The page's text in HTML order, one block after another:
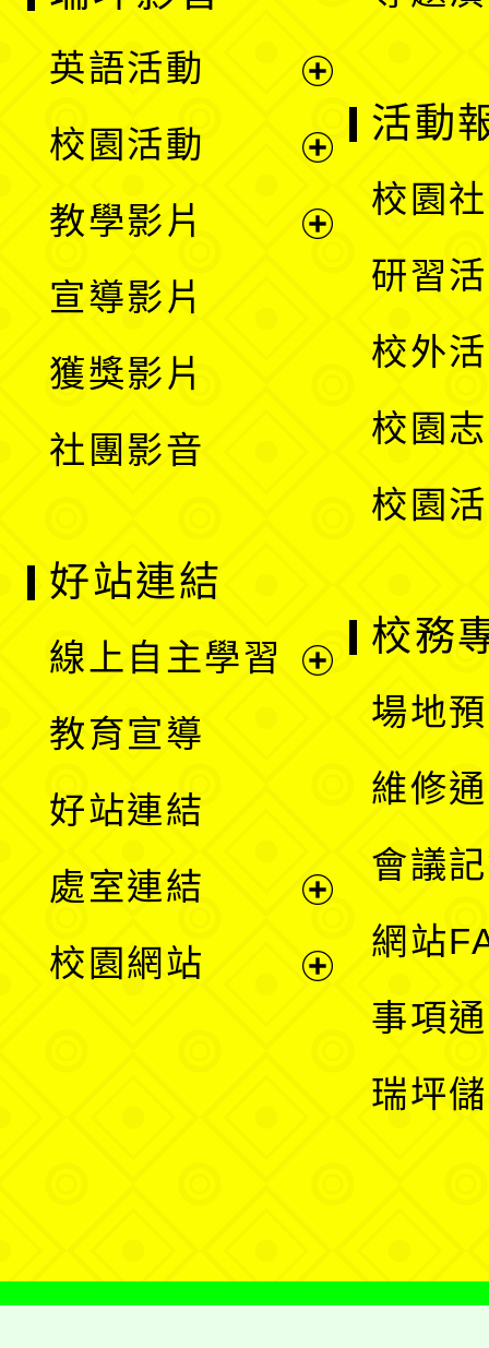
英語活動
選
校園活動
教學影片
宣導影片
獲獎影片
社團影音
活動
校園
研習
校外
校園
校園
好站連結
線上自主學習
單
教育宣導
好站連結
處室連結
校園網站
校務
場地
維修
會議
網站
事項
瑞坪